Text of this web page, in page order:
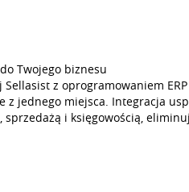
Twojego biznesu
z oprogramowaniem ERP
z jednego miejsca. Integracja
sprzedażą i księgowością,